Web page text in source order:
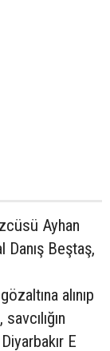
Ayhan
Beştaş,
alınıp
E